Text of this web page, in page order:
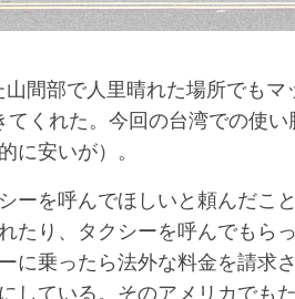
間部で人里晴れた場所でも
てくれた。今回の台湾での使
に安いが）。
ーを呼んでほしいと頼んだこ
たり、タクシーを呼んでもら
に乗ったら法外な料金を請求
している。そのアメリカでも